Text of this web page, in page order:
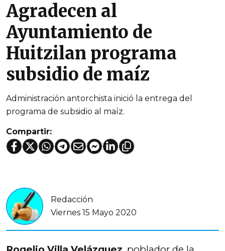
Agradecen al
Ayuntamiento de
Huitzilan programa
subsidio de maíz
Administración antorchista inició la entrega del
programa de subsidio al maíz.
Compartir:
Redacción
Viernes 15 Mayo 2020